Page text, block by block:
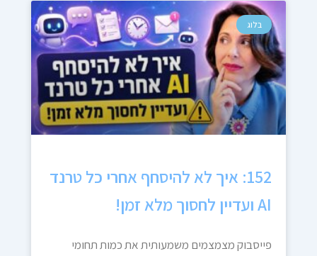
בלוג
152: איך לא להיסחף אחרי כל טרנד
AI ועדיין לחסוך מלא זמן!
פייסבוק מצמצמים משמעותית את כמות תחומי